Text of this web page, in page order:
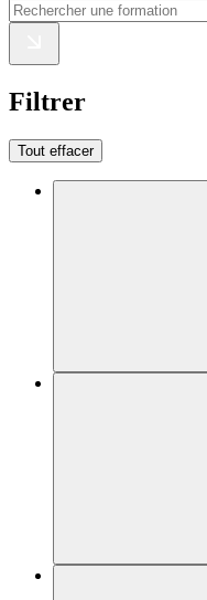
Filtrer
Tout effacer